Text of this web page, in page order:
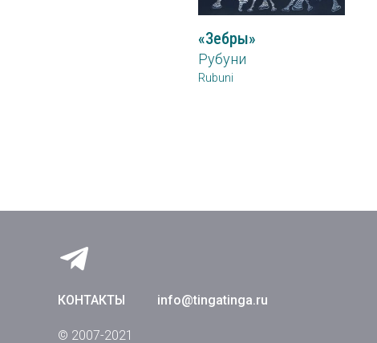
«Зебры»
Рубуни
Rubuni
КОНТАКТЫ info@tingatinga.ru
© 2007-2021